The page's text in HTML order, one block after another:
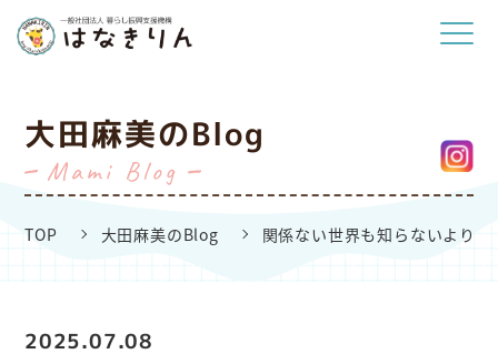
大田麻美のBlog
Mami Blog
TOP 大田麻美のBlog 関係ない世界も知らないより
2025.07.08